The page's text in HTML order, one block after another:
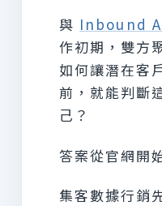
與 Inbound
作初期，雙方
如何讓潛在客
前，就能判斷
己？
答案從官網開
集客數據行銷